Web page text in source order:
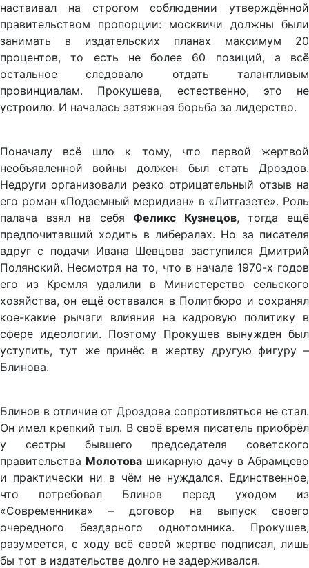
настаивал на строгом соблюдении утверждённой
правительством пропорции: москвичи должны были
занимать в издательских планах максимум 20
процентов, то есть не более 60 позиций, а всё
остальное следовало отдать талантливым
провинциалам. Прокушева, естественно, это не
устроило. И началась затяжная борьба за лидерство.
Поначалу всё шло к тому, что первой жертвой
необъявленной войны должен был стать Дроздов.
Недруги организовали резко отрицательный отзыв на
его роман «Подземный меридиан» в «Литгазете». Роль
палача взял на себяФеликс Кузнецов, тогда ещё
предпочитавший ходить в либералах. Но за писателя
вдруг с подачи Ивана Шевцова заступился Дмитрий
Полянский. Несмотря на то, что в начале 1970-х годов
его из Кремля удалили в Министерство сельского
хозяйства, он ещё оставался в Политбюро и сохранял
кое-какие рычаги влияния на кадровую политику в
сфере идеологии. Поэтому Прокушев вынужден был
уступить, тут же принёс в жертву другую фигуру –
Блинова.
Блинов в отличие от Дроздова сопротивляться не стал.
Он имел крепкий тыл. В своё время писатель приобрёл
у сестры бывшего председателя советского
правительства Молотова шикарную дачу в Абрамцево
и практически ни в чём не нуждался. Единственное,
что потребовал Блинов перед уходом из
«Современника» – договор на выпуск своего
очередного бездарного однотомника. Прокушев,
разумеется, с ходу всё своей жертве подписал, лишь
бы тот в издательстве долго не задерживался.